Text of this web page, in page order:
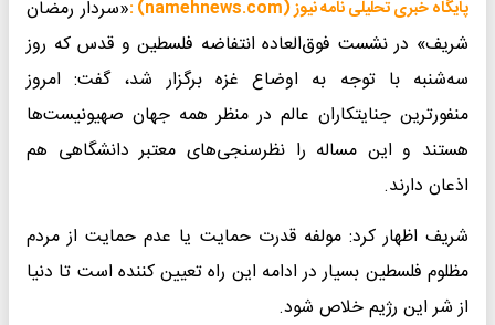
پایگاه خبری تحلیلی نامه نیوز (namehnews.com) :
«سردار رمضان
شریف» در نشست فوق‌العاده انتفاضه فلسطین و قدس که روز
سه‌شنبه با توجه به اوضاع غزه برگزار شد، گفت: امروز
منفورترین جنایتکاران عالم در منظر همه جهان صهیونیست‌ها
هستند و این مساله را نظرسنجی‌های معتبر دانشگاهی هم
اذعان دارند.
شریف اظهار کرد: مولفه قدرت حمایت یا عدم حمایت از مردم
مظلوم فلسطین بسیار در ادامه این راه تعیین کننده است تا دنیا
از شر این رژیم خلاص شود.